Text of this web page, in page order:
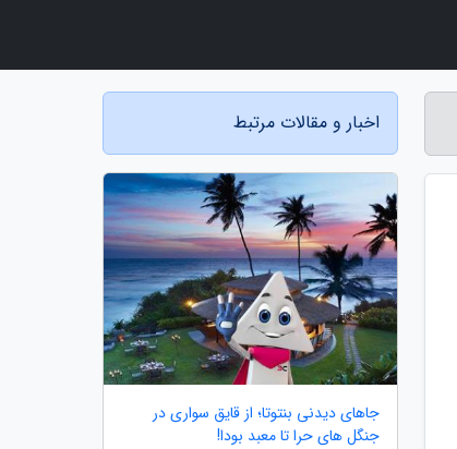
اخبار و مقالات مرتبط
جاهاى دیدنی بنتوتا؛ از قایق سواری در
جنگل های حرا تا معبد بودا!